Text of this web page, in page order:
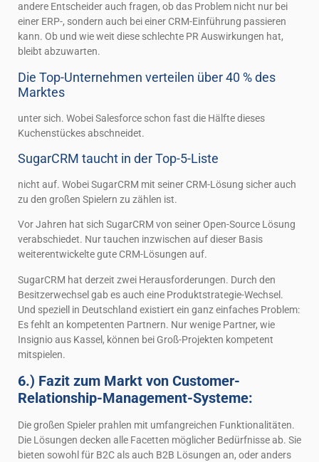
andere Entscheider auch fragen, ob das Problem nicht nur bei
einer ERP-, sondern auch bei einer CRM-Einführung passieren
kann. Ob und wie weit diese schlechte PR Auswirkungen hat,
bleibt abzuwarten.
Die Top-Unternehmen verteilen über 40 % des
Marktes
unter sich. Wobei Salesforce schon fast die Hälfte dieses
Kuchenstückes abschneidet.
SugarCRM taucht in der Top-5-Liste
nicht auf. Wobei SugarCRM mit seiner CRM-Lösung sicher auch
zu den großen Spielern zu zählen ist.
Vor Jahren hat sich SugarCRM von seiner Open-Source Lösung
verabschiedet. Nur tauchen inzwischen auf dieser Basis
weiterentwickelte gute CRM-Lösungen auf.
SugarCRM hat derzeit zwei Herausforderungen. Durch den
Besitzerwechsel gab es auch eine Produktstrategie-Wechsel.
Und speziell in Deutschland existiert ein ganz einfaches Problem:
Es fehlt an kompetenten Partnern. Nur wenige Partner, wie
Insignio aus Kassel, können bei Groß-Projekten kompetent
mitspielen.
6.) Fazit zum Markt von Customer-
Relationship-Management-Systeme:
Die großen Spieler prahlen mit umfangreichen Funktionalitäten.
Die Lösungen decken alle Facetten möglicher Bedürfnisse ab. Sie
bieten sowohl für B2C als auch B2B Lösungen an, oder anders